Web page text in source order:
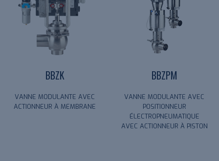
BBZK
VANNE MODULANTE AVEC
ACTIONNEUR À MEMBRANE
BBZPM
VANNE MODULANTE AVEC
POSITIONNEUR
ÉLECTROPNEUMATIQUE
AVEC ACTIONNEUR À PISTON